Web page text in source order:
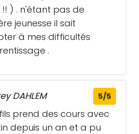
!! ) . n'étant pas de
jeunesse il sait
à mes difficultés
.
DAHLEM 5/5
prend des cours avec
depuis un an et a pu